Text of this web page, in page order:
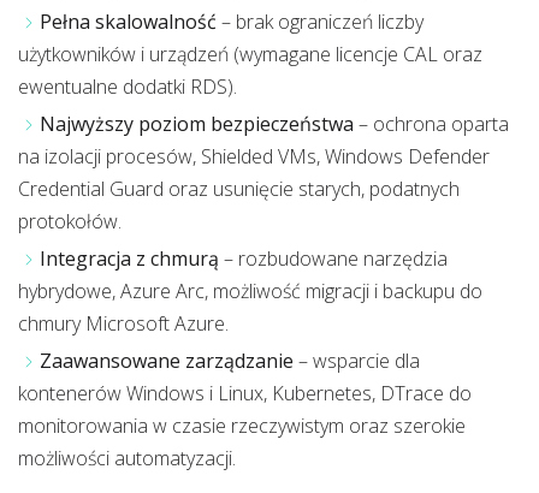
Pełna skalowalność – brak ograniczeń liczby
użytkowników i urządzeń (wymagane licencje CAL oraz
ewentualne dodatki RDS).
Najwyższy poziom bezpieczeństwa – ochrona oparta
na izolacji procesów, Shielded VMs, Windows Defender
Credential Guard oraz usunięcie starych, podatnych
protokołów.
Integracja z chmurą – rozbudowane narzędzia
hybrydowe, Azure Arc, możliwość migracji i backupu do
chmury Microsoft Azure.
Zaawansowane zarządzanie – wsparcie dla
kontenerów Windows i Linux, Kubernetes, DTrace do
monitorowania w czasie rzeczywistym oraz szerokie
możliwości automatyzacji.